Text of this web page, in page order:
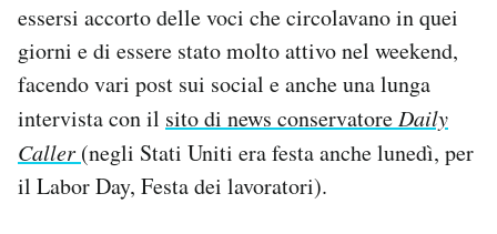
essersi accorto delle voci che circolavano in quei
giorni e di essere stato molto attivo nel weekend,
facendo vari post sui social e anche una lunga
intervista con il sito di news conservatore Daily
Caller (negli Stati Uniti era festa anche lunedì, per
il Labor Day, Festa dei lavoratori).